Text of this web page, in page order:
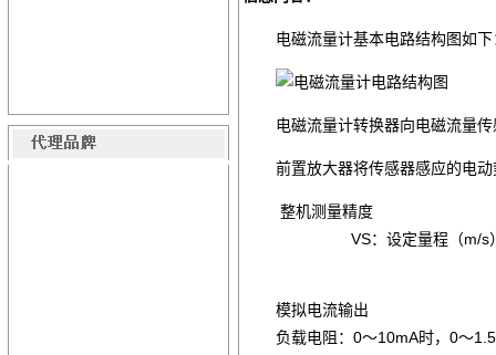
电磁流量计基本电路结构图如下
电磁流量计转换器向电磁流量
前置放大器将传感器感应的电
整机测量精度
VS：设定量程（m/
模拟电流输出
负载电阻：0～10mA时，0～